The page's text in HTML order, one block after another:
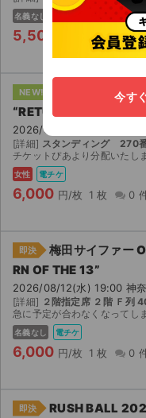
名義なし 手渡し
5,500 2 枚
NEW!
梅田サ
“RETURN OF THE 13”
2026/08/12(水) 19:00 神
[詳細] スタンディング 270
チケットぴあより分配いたし
女性 電チケ
6,000 円/枚 1 枚 0
即決
梅田サイファー
RN OF THE 13”
2026/08/12(水) 19:00 神
[詳細] ２階指定席 ２階 Ｆ列
急に予定が合わなくなってしまったため出品いたします。オフィシャル先行で当選
名義なし 電チケ
6,000 円/枚 1 枚 0
即決 RUSH BALL
今す